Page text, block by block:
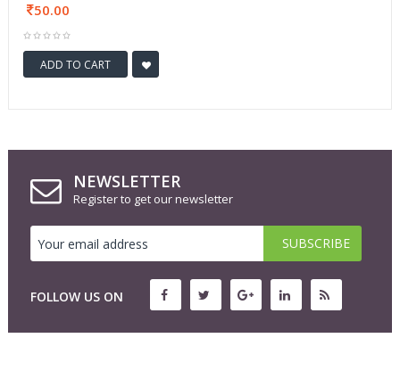
50.00
ADD TO CART
NEWSLETTER
Register to get our newsletter
FOLLOW US ON